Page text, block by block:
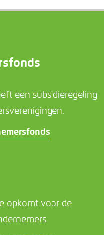
een subsidieregeling
opkomt voor de